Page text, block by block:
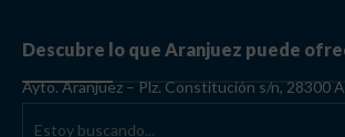
Descubre lo que Aranjuez puede
Ayto. Aranjuez – Plz. Constitución s/n, 28300